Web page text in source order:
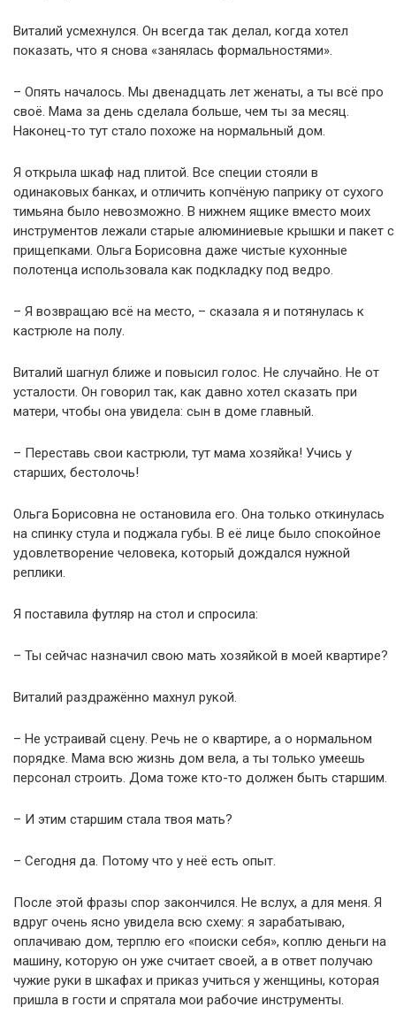
Виталий усмехнулся. Он всегда так делал, когда хотел
показать, что я снова «занялась формальностями».
– Опять началось. Мы двенадцать лет женаты, а ты всё про
своё. Мама за день сделала больше, чем ты за месяц.
Наконец-то тут стало похоже на нормальный дом.
Я открыла шкаф над плитой. Все специи стояли в
одинаковых банках, и отличить копчёную паприку от сухого
тимьяна было невозможно. В нижнем ящике вместо моих
инструментов лежали старые алюминиевые крышки и пакет с
прищепками. Ольга Борисовна даже чистые кухонные
полотенца использовала как подкладку под ведро.
– Я возвращаю всё на место, – сказала я и потянулась к
кастрюле на полу.
Виталий шагнул ближе и повысил голос. Не случайно. Не от
усталости. Он говорил так, как давно хотел сказать при
матери, чтобы она увидела: сын в доме главный.
– Переставь свои кастрюли, тут мама хозяйка! Учись у
старших, бестолочь!
Ольга Борисовна не остановила его. Она только откинулась
на спинку стула и поджала губы. В её лице было спокойное
удовлетворение человека, который дождался нужной
реплики.
Я поставила футляр на стол и спросила:
– Ты сейчас назначил свою мать хозяйкой в моей квартире?
Виталий раздражённо махнул рукой.
– Не устраивай сцену. Речь не о квартире, а о нормальном
порядке. Мама всю жизнь дом вела, а ты только умеешь
персонал строить. Дома тоже кто-то должен быть старшим.
– И этим старшим стала твоя мать?
– Сегодня да. Потому что у неё есть опыт.
После этой фразы спор закончился. Не вслух, а для меня. Я
вдруг очень ясно увидела всю схему: я зарабатываю,
оплачиваю дом, терплю его «поиски себя», коплю деньги на
машину, которую он уже считает своей, а в ответ получаю
чужие руки в шкафах и приказ учиться у женщины, которая
пришла в гости и спрятала мои рабочие инструменты.